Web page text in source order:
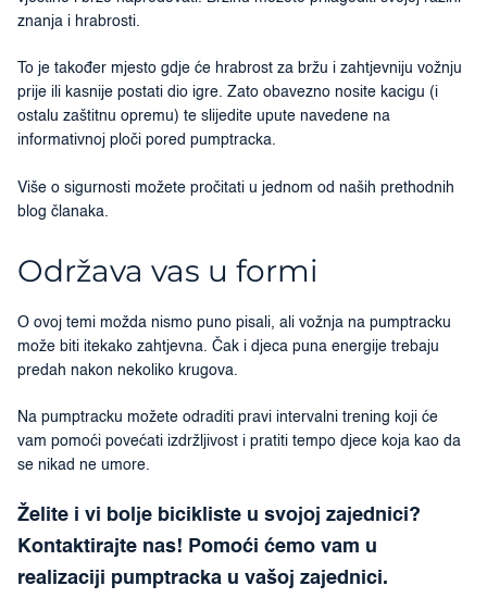
znanja i hrabrosti.
To je također mjesto gdje će hrabrost za bržu i zahtjevniju vožnju
prije ili kasnije postati dio igre. Zato obavezno nosite kacigu (i
ostalu zaštitnu opremu) te slijedite upute navedene na
informativnoj ploči pored pumptracka.
Više o sigurnosti možete pročitati u jednom od naših prethodnih
blog članaka.
Održava vas u formi
O ovoj temi možda nismo puno pisali, ali vožnja na pumptracku
može biti itekako zahtjevna. Čak i djeca puna energije trebaju
predah nakon nekoliko krugova.
Na pumptracku možete odraditi pravi intervalni trening koji će
vam pomoći povećati izdržljivost i pratiti tempo djece koja kao da
se nikad ne umore.
Želite i vi bolje bicikliste u svojoj zajednici?
Kontaktirajte nas! Pomoći ćemo vam u
realizaciji pumptracka u vašoj zajednici.